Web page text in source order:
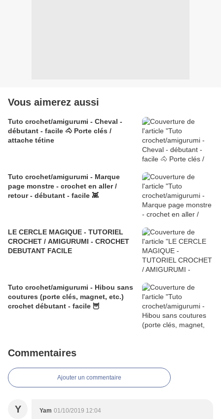
Vous aimerez aussi
Tuto crochet/amigurumi - Cheval -
débutant - facile 🐴 Porte clés /
attache tétine
Tuto crochet/amigurumi - Marque
page monstre - crochet en aller /
retour - débutant - facile 👾
LE CERCLE MAGIQUE - TUTORIEL
CROCHET / AMIGURUMI - CROCHET
DEBUTANT FACILE
Tuto crochet/amigurumi - Hibou sans
coutures (porte clés, magnet, etc.)
crochet débutant - facile 🦉
Commentaires
Ajouter un commentaire
Y Yam 01/10/2019 12:04